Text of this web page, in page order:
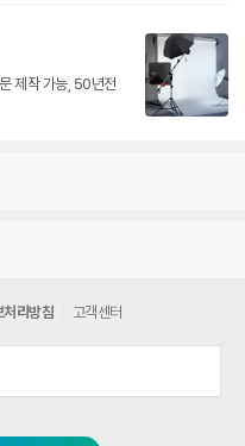
제작 가능, 50년전
리방침 고객센터